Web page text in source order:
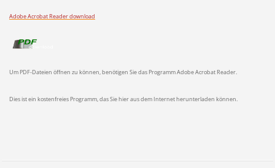
Adobe Acrobat Reader download
Um PDF-Dateien öffnen zu können, benötigen Sie das Programm Adobe Acrobat Reader.
Dies ist ein kostenfreies Programm, das Sie hier aus dem Internet herunterladen können.